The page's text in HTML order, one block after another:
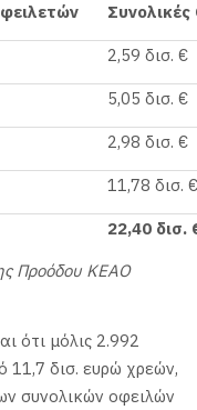
2,59 δισ. €
5,05 δισ. €
2,98 δισ. €
11,78 δισ. €
22,40 δισ.
Προόδου ΚΕΑΟ
ότι μόλις 2.992
11,7 δισ. ευρώ χρεών,
συνολικών οφειλών